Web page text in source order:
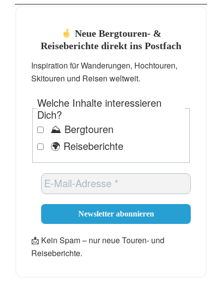
Neue Bergtouren- &
Reiseberichte direkt ins Postfach
Inspiration für Wanderungen, Hochtouren,
Skitouren und Reisen weltweit.
Welche Inhalte interessieren
Dich?
⛰️ Bergtouren
🌍 Reiseberichte
📩 Kein Spam – nur neue Touren- und
Reiseberichte.